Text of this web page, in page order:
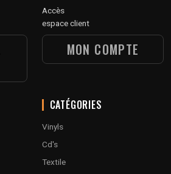
Accès
espace client
MON COMPTE
CATÉGORIES
Vinyls
Cd's
Textile